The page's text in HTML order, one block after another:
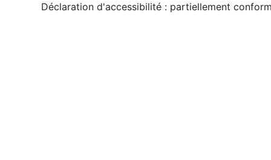
Déclaration d'accessibilité : partiellement